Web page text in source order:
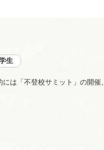
生
は「不登校サミット」の開催